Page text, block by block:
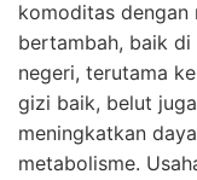
komoditas dengan
bertambah, baik
negeri, terutama
gizi baik, belut
meningkatkan
metabolisme.